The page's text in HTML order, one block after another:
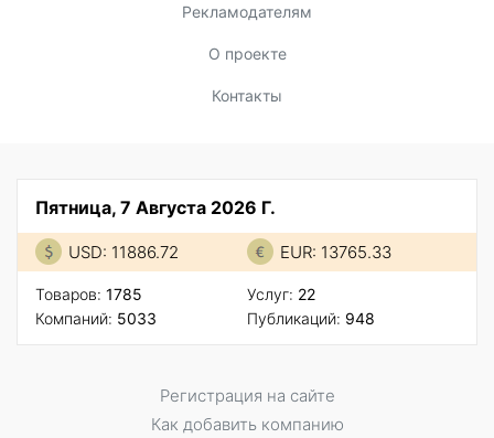
Рекламодателям
О проекте
Контакты
Пятница, 7 Августа 2026 Г.
USD: 11886.72 EUR: 13765.33
Товаров: 1785
Компаний: 5033
Услуг: 22
Публикаций: 948
Регистрация на сайте
Как добавить компанию